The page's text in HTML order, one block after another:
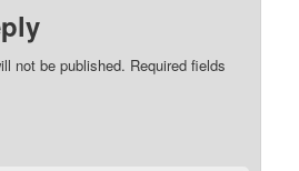
not be published. Required fields